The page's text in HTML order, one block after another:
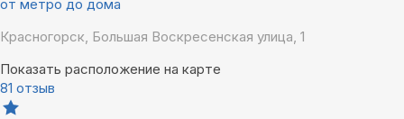
от метро до дома
Красногорск, Большая Воскресенская улица, 1
Показать расположение на карте
81 отзыв